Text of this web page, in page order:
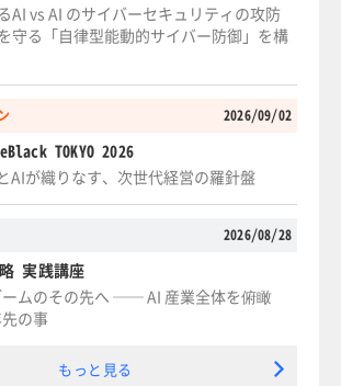
AI vs AI のサイバーセキュリティの攻防
守る「自律型能動的サイバー防御」を構
2026/09/02
TOKYO 2026
AIが織りなす、次世代経営の羅針盤
2026/08/28
実践講座
ームのその先へ ── AI 産業全体を俯瞰
の事
もっと見る